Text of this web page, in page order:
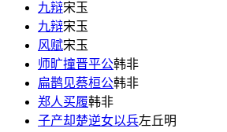
九辩宋玉
九辩宋玉
风赋宋玉
师旷撞晋平公韩非
扁鹊见蔡桓公韩非
郑人买履韩非
子产却楚逆女以兵左丘明